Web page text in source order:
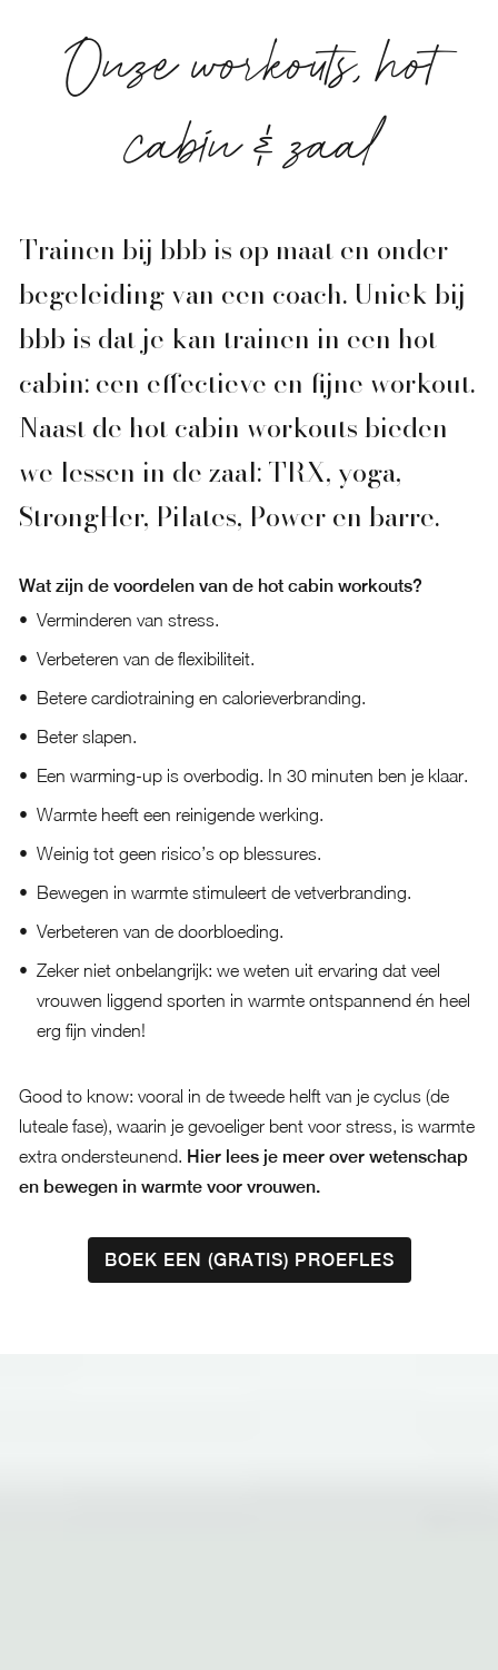
Onze workouts, hot
cabin & zaal
Trainen bij bbb is op maat en onder
begeleiding van een coach. Uniek bij
bbb is dat je kan trainen in een hot
cabin: een effectieve en fijne workout.
Naast de hot cabin workouts bieden
we lessen in de zaal: TRX, yoga,
StrongHer, Pilates, Power en barre.
Wat zijn de voordelen van de hot cabin workouts?
Verminderen van stress.
Verbeteren van de flexibiliteit.
Betere cardiotraining en calorieverbranding.
Beter slapen.
Een warming-up is overbodig. In 30 minuten ben je klaar.
Warmte heeft een reinigende werking.
Weinig tot geen risico’s op blessures.
Bewegen in warmte stimuleert de vetverbranding.
Verbeteren van de doorbloeding.
Zeker niet onbelangrijk: we weten uit ervaring dat veel
vrouwen liggend sporten in warmte ontspannend én heel
erg fijn vinden!
Good to know: vooral in de tweede helft van je cyclus (de
luteale fase), waarin je gevoeliger bent voor stress, is warmte
extra ondersteunend. Hier lees je meer over wetenschap
en bewegen in warmte voor vrouwen.
BOEK EEN (GRATIS) PROEFLES